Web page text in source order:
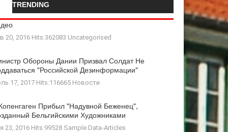
TRENDING
20, 2016 Hits:362083 Uncategorised
Обороны Дании Призвал Солдат Не
"российской Дезинформации"
17, 2017 Hits:116665 Новости
Прибыл "Надувной Беженец",
Бельгийскими Художниками
23, 2016 Hits:99528 Sample Data-Articles